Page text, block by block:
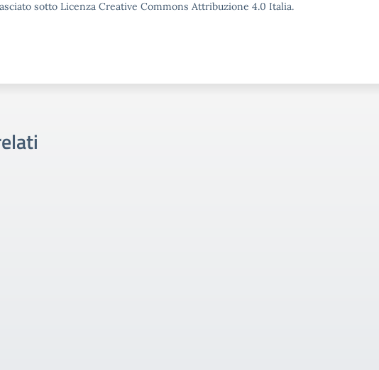
sotto Licenza Creative Commons Attribuzione 4.0 Italia.